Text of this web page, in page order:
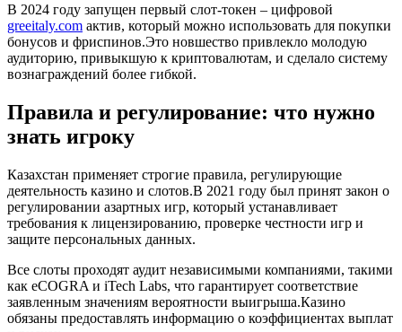
В 2024 году запущен первый слот‑токен – цифровой
greeitaly.com актив, который можно использовать для покупки
бонусов и фриспинов.Это новшество привлекло молодую
аудиторию, привыкшую к криптовалютам, и сделало систему
вознаграждений более гибкой.
Правила и регулирование: что нужно
знать игроку
Казахстан применяет строгие правила, регулирующие
деятельность казино и слотов.В 2021 году был принят закон о
регулировании азартных игр, который устанавливает
требования к лицензированию, проверке честности игр и
защите персональных данных.
Все слоты проходят аудит независимыми компаниями, такими
как eCOGRA и iTech Labs, что гарантирует соответствие
заявленным значениям вероятности выигрыша.Казино
обязаны предоставлять информацию о коэффициентах выплат